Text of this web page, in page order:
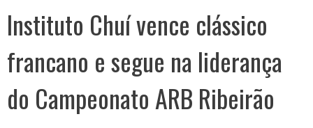
Instituto Chuí vence clássico
francano e segue na liderança
do Campeonato ARB Ribeirão